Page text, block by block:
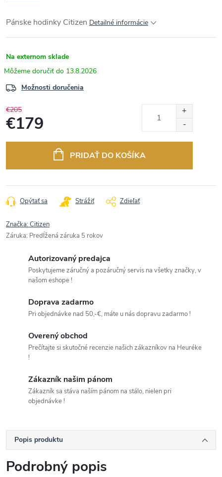
Pánske hodinky Citizen Detailné informácie
Na externom sklade
13.8.2026
Možnosti doručenia
€205
€179
PRIDAŤ DO KOŠÍKA
Opýtať sa Strážiť Zdieľať
Značka:Citizen
Záruka: Predĺžená záruka 5 rokov
Autorizovaný predajca
Poskytujeme záručný a pozáručný servis na všetky značky, v
našom eshope !
Doprava zadarmo
Pri objednávke nad 50,-€, máte u nás dopravu zadarmo !
Overený obchod
Prečítajte si skutočné recenzie našich zákazníkov na Heuréke
!
Zákazník našim pánom
Zákazník sa stáva naším pánom na stálo, nielen pri
objednávke !
Popis produktu
Podrobný popis